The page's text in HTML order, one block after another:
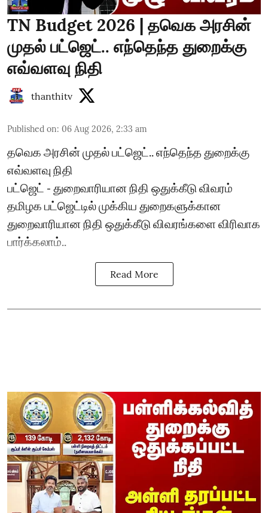
TN Budget 2026 | தவெக அரசின்
முதல் பட்ஜெட்.. எந்தெந்த துறைக்கு
எவ்வளவு நிதி
thanthitv
Published on: 06 Aug 2026, 2:33 am
தவெக அரசின் முதல் பட்ஜெட்.. எந்தெந்த துறைக்கு
எவ்வளவு நிதி
பட்ஜெட் - துறைவாரியான நிதி ஒதுக்கீடு விவரம்
தமிழக பட்ஜெட்டில் முக்கிய துறைகளுக்கான
துறைவாரியான நிதி ஒதுக்கீடு விவரங்களை விரிவாக
பார்க்கலாம்..
Read More